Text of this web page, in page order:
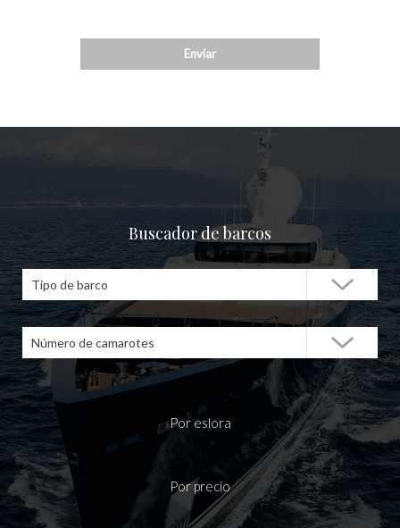
Buscador de barcos
Tipo de barco
Número de camarotes
Por eslora
Por precio